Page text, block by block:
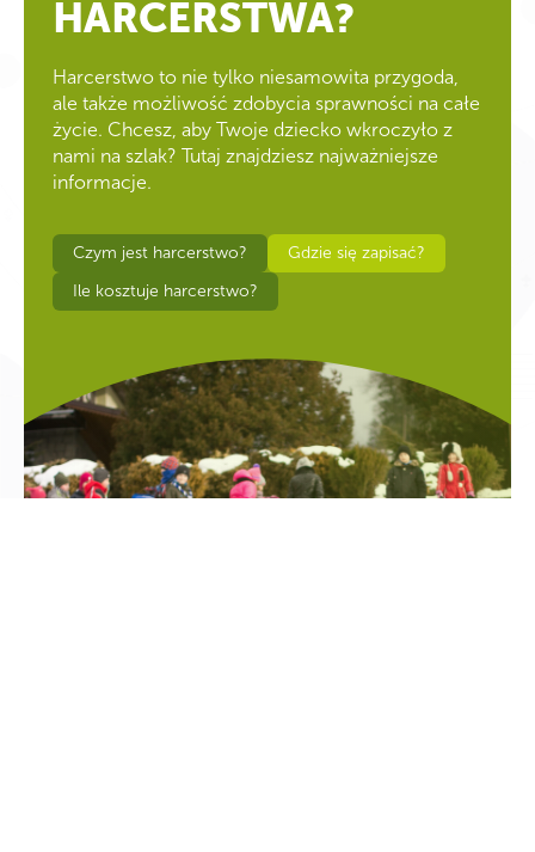
HARCERSTWA?
Harcerstwo to nie tylko niesamowita przygoda,
ale także możliwość zdobycia sprawności na całe
życie. Chcesz, aby Twoje dziecko wkroczyło z
nami na szlak? Tutaj znajdziesz najważniejsze
informacje.
Czym jest harcerstwo?
Gdzie się zapisać?
Ile kosztuje harcerstwo?